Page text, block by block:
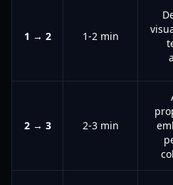
1 → 2 1-2 min
2 → 3 2-3 min